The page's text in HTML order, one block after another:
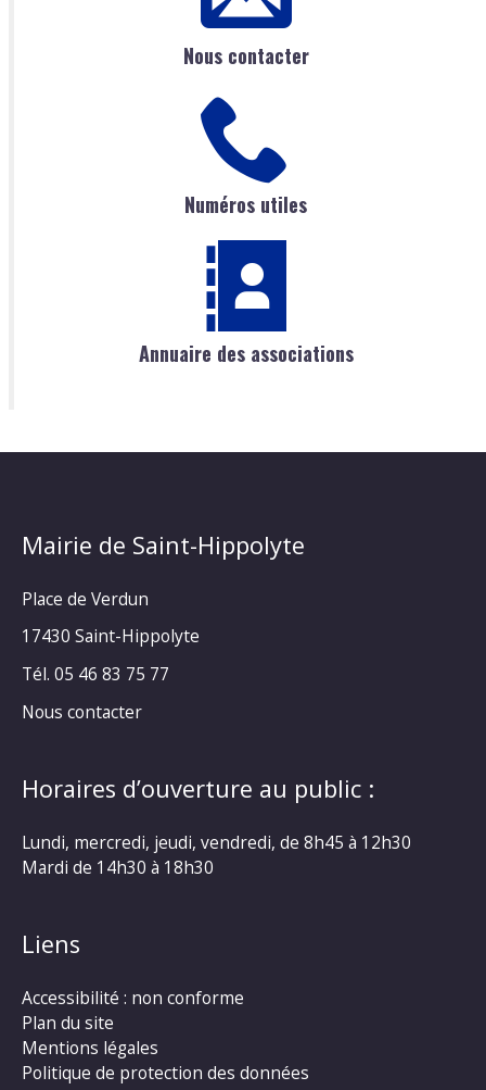
Nous contacter
Numéros utiles
Annuaire des associations
Mairie de Saint-Hippolyte
Place de Verdun
17430 Saint-Hippolyte
Tél. 05 46 83 75 77
Nous contacter
Horaires d’ouverture au public :
Lundi, mercredi, jeudi, vendredi, de 8h45 à 12h30
Mardi de 14h30 à 18h30
Liens
Accessibilité : non conforme
Plan du site
Mentions légales
Politique de protection des données